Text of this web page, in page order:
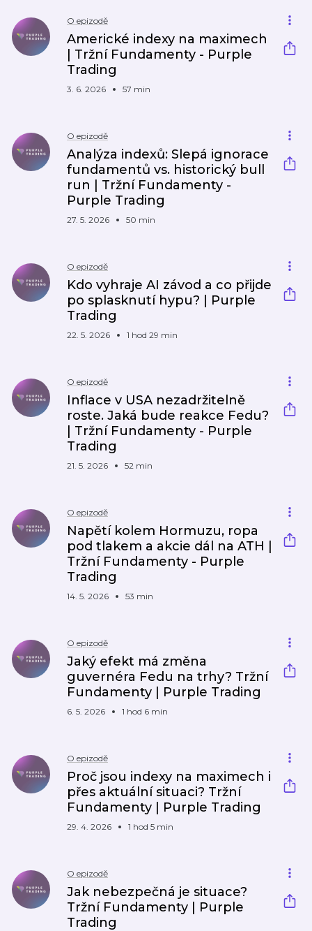
O epizodě
Americké indexy na maximech
| Tržní Fundamenty - Purple
Trading
3. 6. 2026 57 min
O epizodě
Analýza indexů: Slepá ignorace
fundamentů vs. historický bull
run | Tržní Fundamenty -
Purple Trading
27. 5. 2026 50 min
O epizodě
Kdo vyhraje AI závod a co přijde
po splasknutí hypu? | Purple
Trading
22. 5. 2026 1 hod 29 min
O epizodě
Inflace v USA nezadržitelně
roste. Jaká bude reakce Fedu?
| Tržní Fundamenty - Purple
Trading
21. 5. 2026 52 min
O epizodě
Napětí kolem Hormuzu, ropa
pod tlakem a akcie dál na ATH |
Tržní Fundamenty - Purple
Trading
14. 5. 2026 53 min
O epizodě
Jaký efekt má změna
guvernéra Fedu na trhy? Tržní
Fundamenty | Purple Trading
6. 5. 2026 1 hod 6 min
O epizodě
Proč jsou indexy na maximech i
přes aktuální situaci? Tržní
Fundamenty | Purple Trading
29. 4. 2026 1 hod 5 min
O epizodě
Jak nebezpečná je situace?
Tržní Fundamenty | Purple
Trading